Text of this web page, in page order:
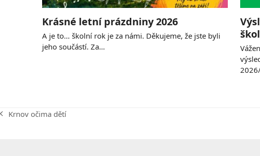
Krásné letní prázdniny 2026
A je to… školní rok je za námi. Děkujeme, že jste byli
jeho součástí. Za…
previous
Krnov očima dětí